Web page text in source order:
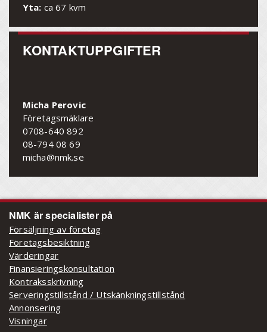
Yta: ca 67 kvm
KONTAKTUPPGIFTER
Micha Perovic
Företagsmäklare
0708-640 892
08-794 08 69
micha@nmk.se
NMK är specialister på
Försäljning av företag
Företagsbesiktning
Värderingar
Finansieringskonsultation
Kontraksskrivning
Serveringstillstånd / Utskänkningstillstånd
Annonsering
Visningar